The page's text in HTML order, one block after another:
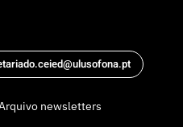
newsletters